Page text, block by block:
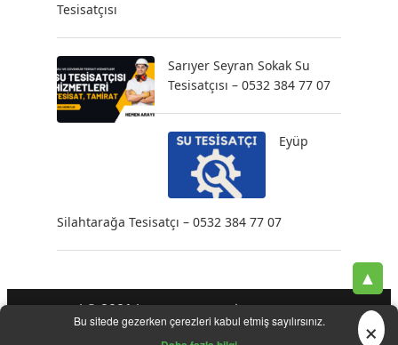
Tesisatçısı
Sarıyer Seyran Sokak Su
Tesisatçısı – 0532 384 77 07
Eyüp
Silahtarağa Tesisatçı – 0532 384 77 07
Bu sitede gezerken çerezleri kabul etmiş sayılırsınız. ×
▲
| © 2021 |- - - Klozet
Su Kaçak Tespiti-Su Tesisatçı-Su Tesisat Hizmetleri-
-